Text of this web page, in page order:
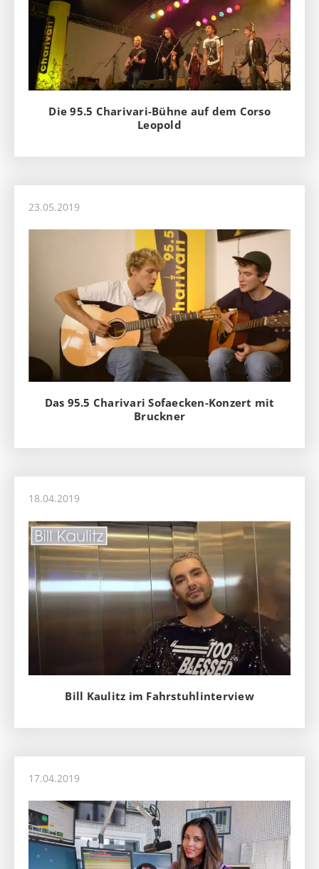
Die 95.5 Charivari-Bühne auf dem Corso
Leopold
23.05.2019
Das 95.5 Charivari Sofaecken-Konzert mit
Bruckner
18.04.2019
Bill Kaulitz im Fahrstuhlinterview
17.04.2019